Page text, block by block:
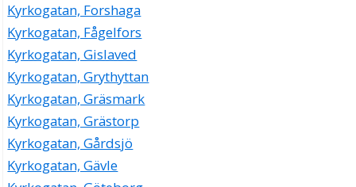
Kyrkogatan, Forshaga
Kyrkogatan, Fågelfors
Kyrkogatan, Gislaved
Kyrkogatan, Grythyttan
Kyrkogatan, Gräsmark
Kyrkogatan, Grästorp
Kyrkogatan, Gårdsjö
Kyrkogatan, Gävle